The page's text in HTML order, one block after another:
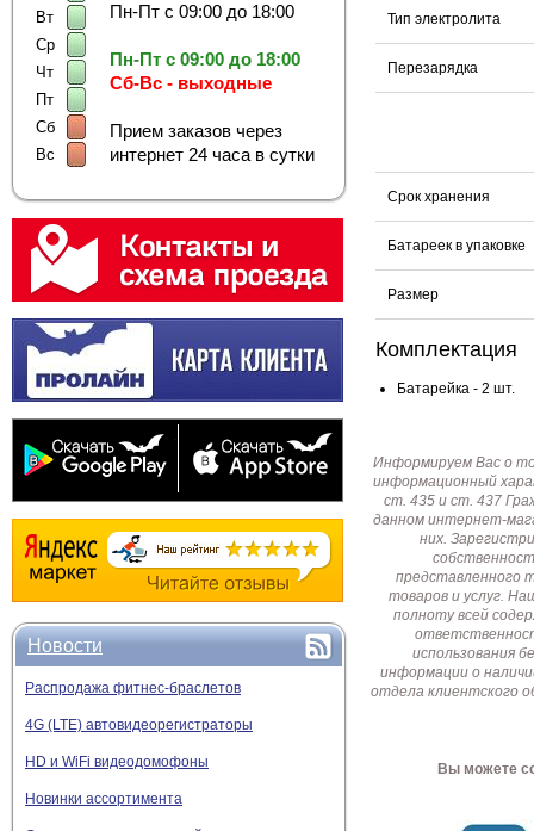
Вт
Ср
Чт
Пт
Сб
Вс
Пн-Пт с 09:00 до 18:00
Пн-Пт с 09:00 до 18:00
Сб-Вс - выходные
Прием заказов через
интернет 24 часа в сутки
Новости
Распродажа фитнес-браслетов
4G (LTE) автовидеорегистраторы
HD и WiFi видеодомофоны
Новинки ассортимента
Тип электролита
Перезарядка
Срок хранения
Батареек в упаковке
Размер
Комплектация
Батарейка - 2 шт.
Информируем Вас о
информационный
ст. 435 и ст. 437
данном интернет-
них.
представленного
товаров и услуг.
полноту всей
использования
информации о
отдела клиентского
Вы можете